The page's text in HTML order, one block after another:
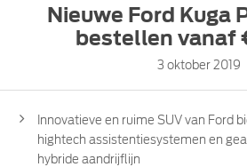
Nieuwe Ford Kuga
bestellen vanaf
3 oktober 2019
Innovatieve en ruime SUV van Ford
hightech assistentiesystemen en
hybride aandrijflijn